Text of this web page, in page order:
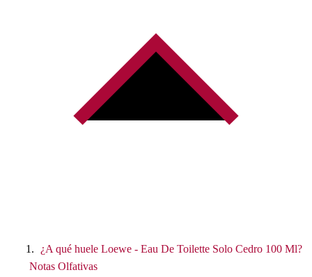
¿A qué huele Loewe - Eau De Toilette Solo Cedro 100 Ml?
Notas Olfativas